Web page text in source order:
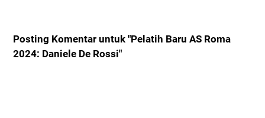
Posting Komentar untuk "Pelatih Baru AS Roma
2024: Daniele De Rossi"